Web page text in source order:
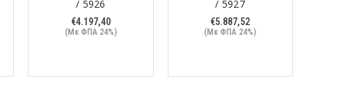
/ 5926
€4.197,40
(Με ΦΠΑ 24%)
/ 5927
€5.887,52
(Με ΦΠΑ 24%)